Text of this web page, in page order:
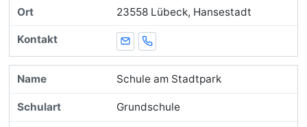
23558 Lübeck, Hansestadt
E-MailTelefon
Schule am Stadtpark
Grundschule